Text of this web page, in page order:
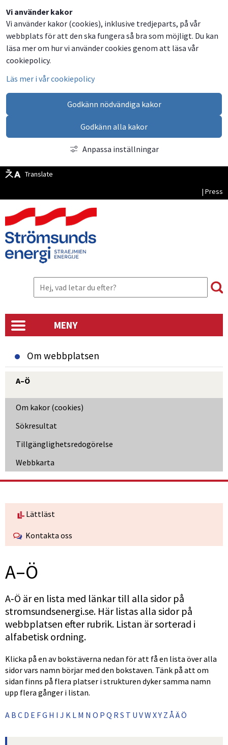
Vi använder kakor
Vi använder kakor (cookies), inklusive tredjeparts, på vår
webbplats för att den ska fungera så bra som möjligt. Du kan
läsa mer om hur vi använder cookies genom att läsa vår
cookiepolicy.
Läs mer i vår cookiepolicy
Godkänn nödvändiga kakor
Godkänn alla kakor
Anpassa inställningar
Translate
| Press
MENY
Om webbplatsen
A–Ö
Om kakor (cookies)
Sökresultat
Tillgänglighetsredogörelse
Webbkarta
Lättläst
Kontakta oss
A–Ö
A‑Ö är en lista med länkar till alla sidor på
stromsundsenergi.se. Här listas alla sidor på
webbplatsen efter rubrik. Listan är sorterad i
alfabetisk ordning.
Klicka på en av bokstäverna nedan för att få en lista över alla
sidor vars namn börjar med den bokstaven. Tänk på att om
sidan finns på flera platser i strukturen dyker samma namn
upp flera gånger i listan.
A B C D E FG H I J K L M N O P Q RS T U VW XY Z ÅÄÖ
Dela
på
Facebook
Dela
på
Twitter
Dela
på
LinkedIn
Dela
via
email